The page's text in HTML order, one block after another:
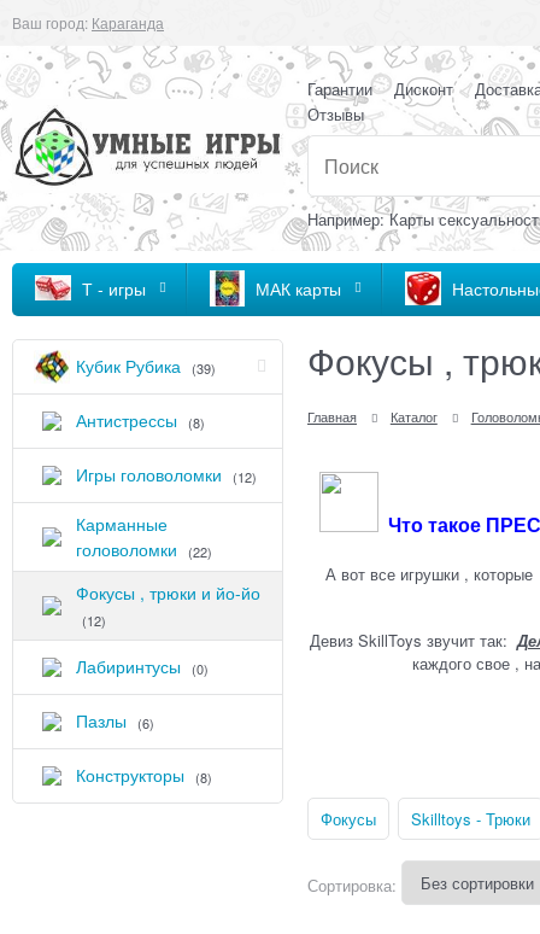
Ваш город: Караганда
Гарантии Дисконт
Отзывы
Например: Карты
Т - игры МАК карты
Кубик Рубика (39)
Антистрессы (8)
Игры головоломки (12)
Карманные
головоломки
(22)
Фокусы , трюки и йо-йо
(12)
Лабиринтусы (0)
Пазлы (6)
Конструкторы (8)
Фокусы ,
Главная Каталог
Что такое
А вот все игрушки ,
Девиз SkillToys звучит так:
каждого свое ,
Фокусы Skilltoys - Трюки
Сортировка: